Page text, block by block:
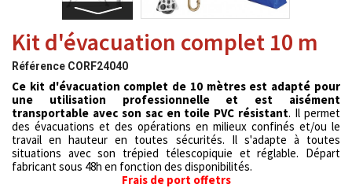
Kit d'évacuation complet 10 m
Référence CORF24040
Ce kit d'évacuation complet de 10 mètres est adapté pour
une utilisation professionnelle et est aisément
transportable avec son sac en toile PVC résistant. Il permet
des évacuations et des opérations en milieux confinés et/ou le
travail en hauteur en toutes sécurités. Il s'adapte à toutes
situations avec son trépied télescopiquie et réglable. Départ
fabricant sous 48h en fonction des disponibilités.
Frais de port offetrs